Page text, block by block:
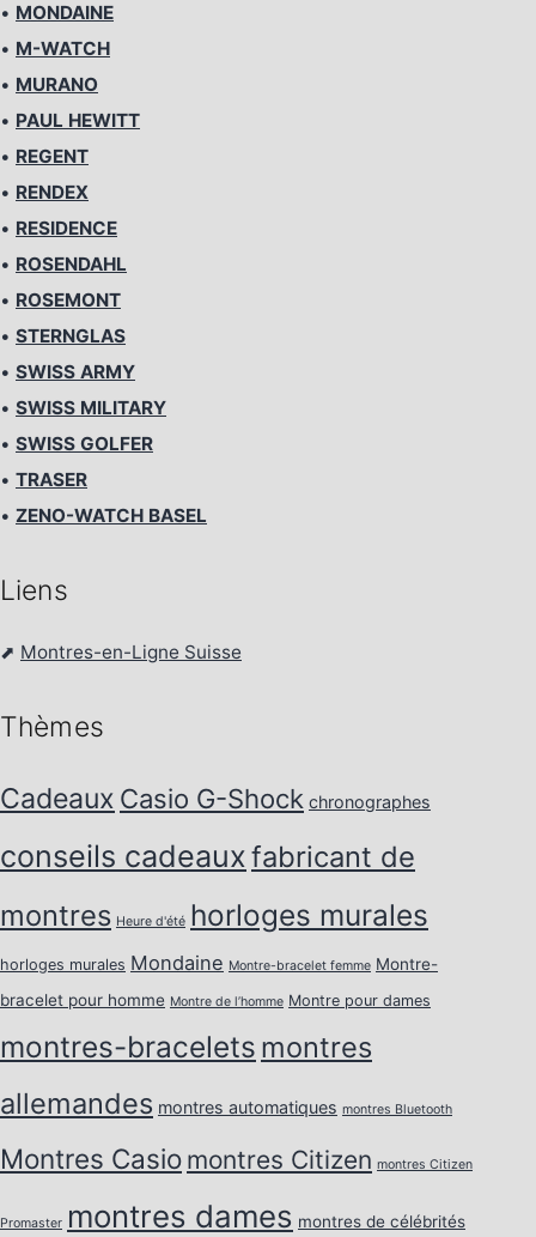
• MONDAINE
• M-WATCH
• MURANO
• PAUL HEWITT
• REGENT
• RENDEX
• RESIDENCE
• ROSENDAHL
• ROSEMONT
• STERNGLAS
• SWISS ARMY
• SWISS MILITARY
• SWISS GOLFER
• TRASER
• ZENO-WATCH BASEL
Liens
⬈ Montres-en-Ligne Suisse
Thèmes
Cadeaux Casio G-Shock chronographes
conseils cadeauxfabricant de
montres Heure d'été horloges murales
horloges murales Mondaine Montre-bracelet femme Montre-
bracelet pour homme Montre de l’homme Montre pour dames
montres-bracelets montres
allemandes montres automatiques montres Bluetooth
Montres Casio montres Citizen montres Citizen
Promaster montres dames montres de célébrités